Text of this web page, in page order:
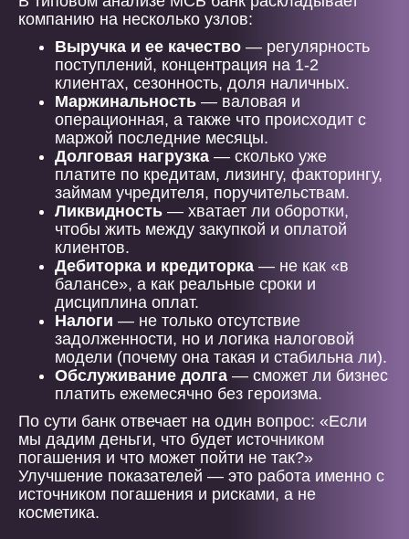
компанию на несколько узлов:
Выручка и ее качество — регулярность
поступлений, концентрация на 1-2
клиентах, сезонность, доля наличных.
Маржинальность — валовая и
операционная, а также что происходит с
маржой последние месяцы.
Долговая нагрузка — сколько уже
платите по кредитам, лизингу, факторингу,
займам учредителя, поручительствам.
Ликвидность — хватает ли оборотки,
чтобы жить между закупкой и оплатой
клиентов.
Дебиторка и кредиторка — не как «в
балансе», а как реальные сроки и
дисциплина оплат.
Налоги — не только отсутствие
задолженности, но и логика налоговой
модели (почему она такая и стабильна ли).
Обслуживание долга — сможет ли бизнес
платить ежемесячно без героизма.
По сути банк отвечает на один вопрос: «Если
мы дадим деньги, что будет источником
погашения и что может пойти не так?»
Улучшение показателей — это работа именно с
источником погашения и рисками, а не
косметика.